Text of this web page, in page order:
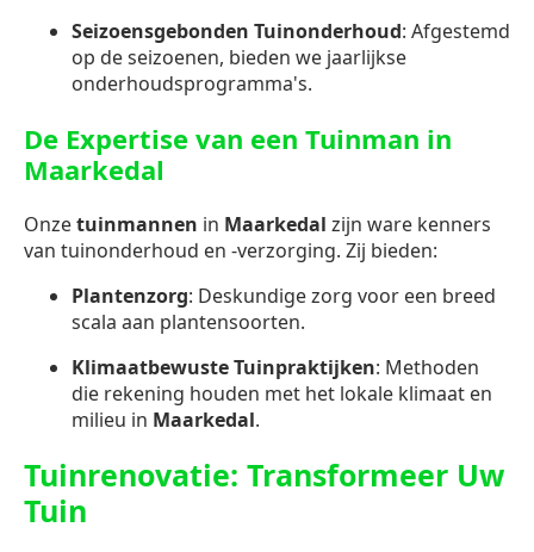
Seizoensgebonden Tuinonderhoud: Afgestemd
op de seizoenen, bieden we jaarlijkse
onderhoudsprogramma's.
De Expertise van een Tuinman in
Maarkedal
Onzetuinmannen in Maarkedal zijn ware kenners
van tuinonderhoud en -verzorging. Zij bieden:
Plantenzorg: Deskundige zorg voor een breed
scala aan plantensoorten.
Klimaatbewuste Tuinpraktijken: Methoden
die rekening houden met het lokale klimaat en
milieu in Maarkedal.
Tuinrenovatie: Transformeer Uw
Tuin